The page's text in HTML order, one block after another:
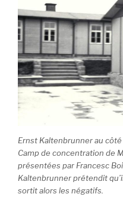
Ernst Kaltenbrunner au
Camp de concentration de
présentées par Francesc
Kaltenbrunner prétendit
sortit alors les négatifs.